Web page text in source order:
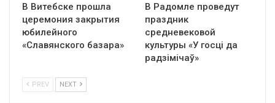
В Витебске прошла
церемония закрытия
юбилейного
«Славянского базара»
В Радомле проведут
праздник
средневековой
культуры «У госці да
радзімічаў»
PREV NEXT